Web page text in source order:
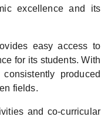
excellence and its
easy access to
for its students. With
produced
fields.
and co-curricular